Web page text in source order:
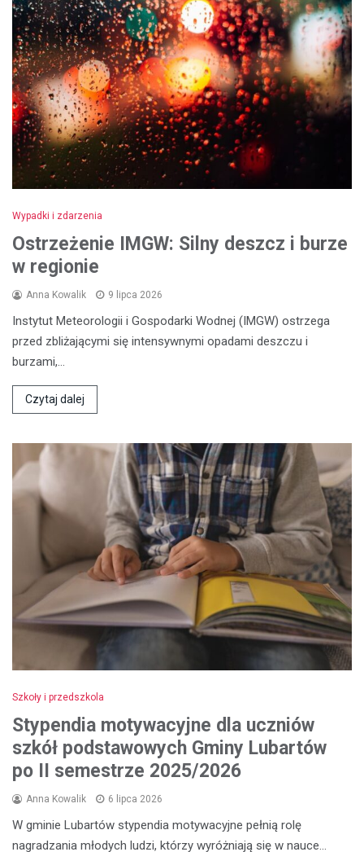
Wypadki i zdarzenia
Ostrzeżenie IMGW: Silny deszcz i burze
w regionie
Anna Kowalik 9 lipca 2026
Instytut Meteorologii i Gospodarki Wodnej (IMGW) ostrzega
przed zbliżającymi się intensywnymi opadami deszczu i
burzami,…
Czytaj dalej
Szkoły i przedszkola
Stypendia motywacyjne dla uczniów
szkół podstawowych Gminy Lubartów
po II semestrze 2025/2026
Anna Kowalik 6 lipca 2026
W gminie Lubartów stypendia motywacyjne pełnią rolę
nagradzania młodych ludzi, którzy wyróżniają się w nauce…